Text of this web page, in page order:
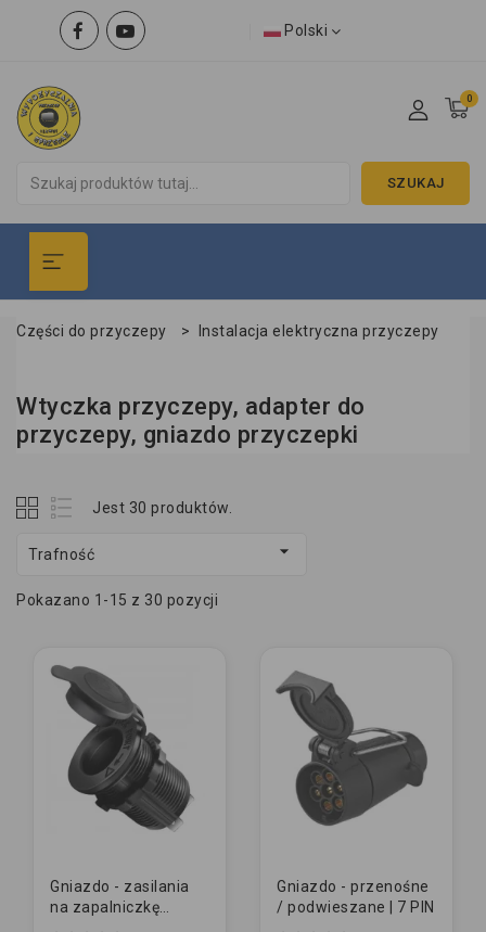
Polski
0
SZUKAJ
Części do przyczepy > Instalacja elektryczna przyczepy
Wtyczka przyczepy, adapter do
przyczepy, gniazdo przyczepki
Jest 30 produktów.
Trafność 
Pokazano 1-15 z 30 pozycji
Gniazdo - zasilania
na zapalniczkę
Gniazdo - przenośne
/ podwieszane | 7 PIN